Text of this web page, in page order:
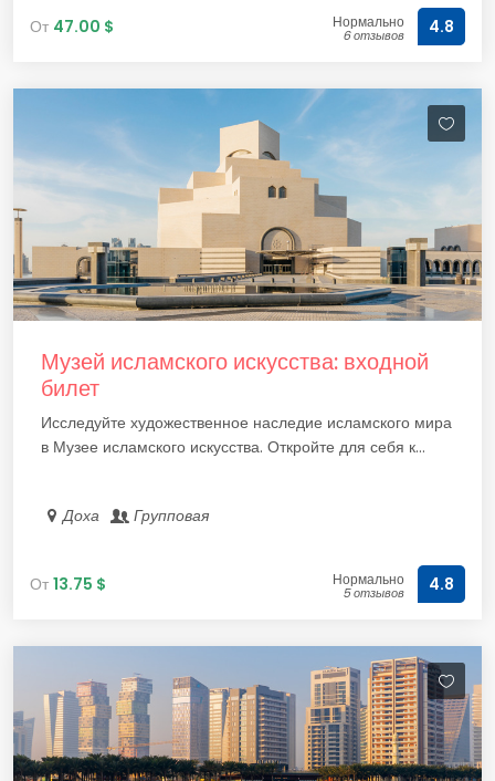
От 47.00 $ Нормально
6 отзывов 4.8
Музей исламского искусства: входной
билет
Исследуйте художественное наследие исламского мира
в Музее исламского искусства. Откройте для себя к...
Доха Групповая
От 13.75 $ Нормально
5 отзывов 4.8